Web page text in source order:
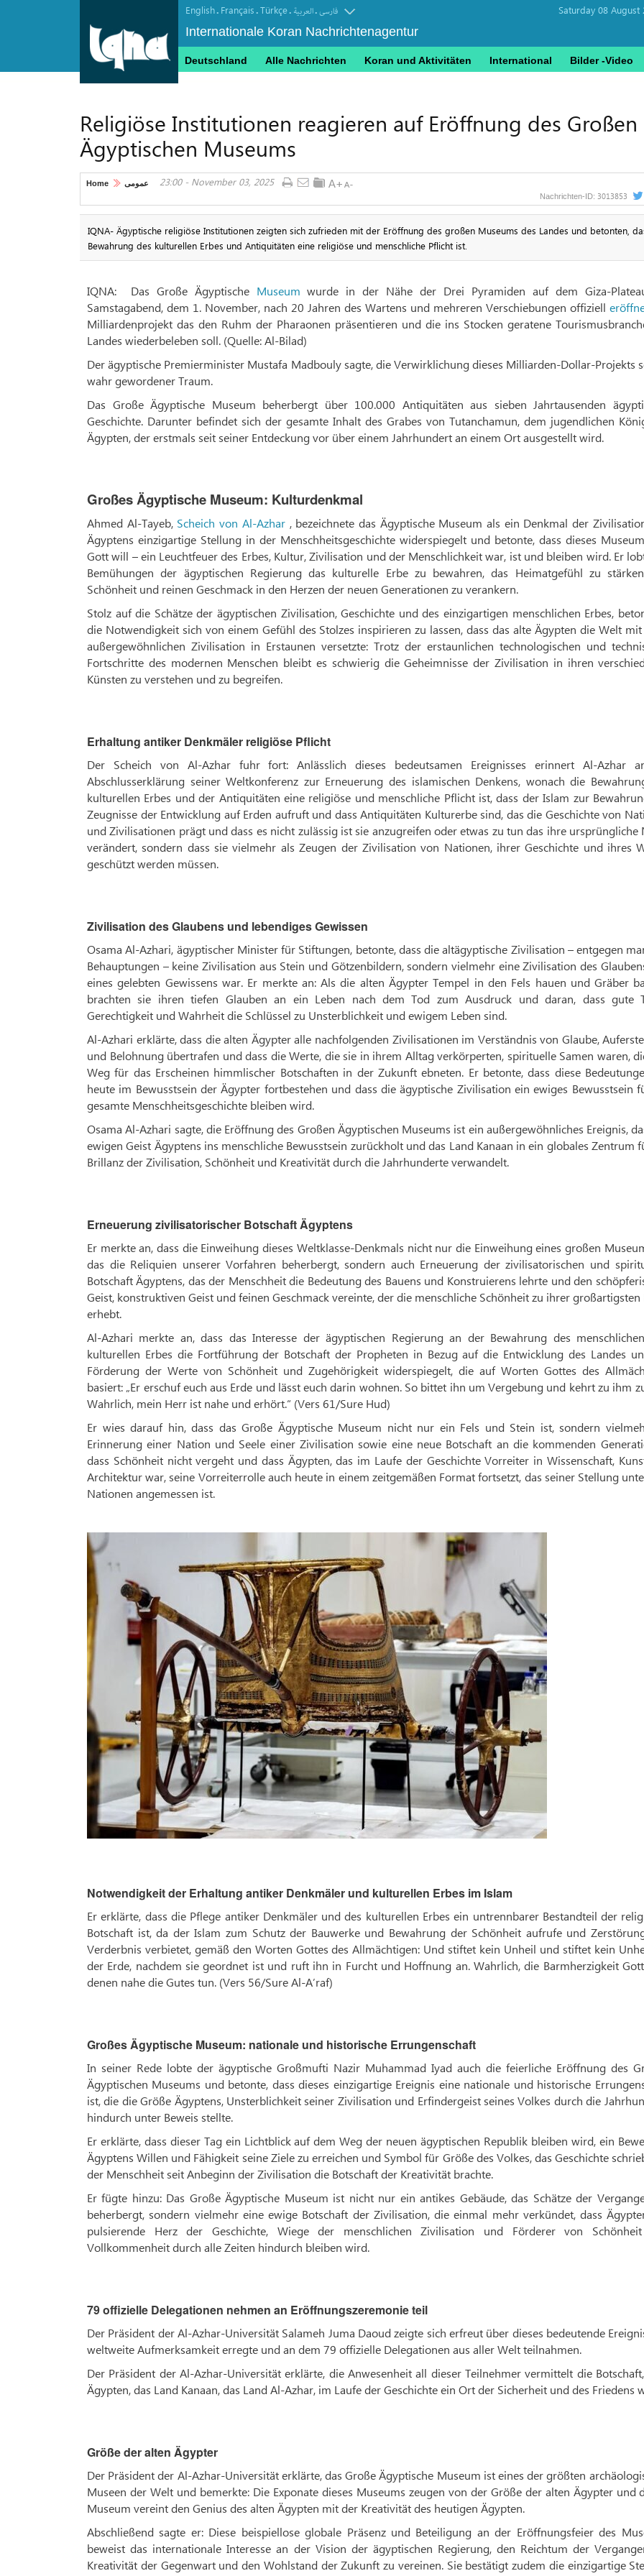
English. Français.Türkçe. العربیة.فارسی
Internationale Koran Nachrichtenagentur
Saturday 08 August
Deutschland Alle Nachrichten Koran und Aktivitäten International Bilder -Video
Religiöse Institutionen reagieren auf Eröffnung des Großen
Ägyptischen Museums
Home عمومی 23:00 - November 03, 2025
Nachrichten-ID: 3013853
IQNA- Ägyptische religiöse Institutionen zeigten sich zufrieden mit der Eröffnung des großen Museums des Landes und betonten,
Bewahrung des kulturellen Erbes und Antiquitäten eine religiöse und menschliche Pflicht ist.
IQNA: Das Große Ägyptische Museum wurde in der Nähe der Drei Pyramiden auf dem Giza-
Samstagabend, dem 1. November, nach 20 Jahren des Wartens und mehreren Verschiebungen offiziell
Milliardenprojekt das den Ruhm der Pharaonen präsentieren und die ins Stocken geratene
Landes wiederbeleben soll. (Quelle: Al-Bilad)
Der ägyptische Premierminister Mustafa Madbouly sagte, die Verwirklichung dieses Milliarden-Dollar-Projekts
wahr gewordener Traum.
Das Große Ägyptische Museum beherbergt über 100.000 Antiquitäten aus sieben Jahrtausenden
Geschichte. Darunter befindet sich der gesamte Inhalt des Grabes von Tutanchamun, dem jugendlichen
Ägypten, der erstmals seit seiner Entdeckung vor über einem Jahrhundert an einem Ort ausgestellt wird.
Großes Ägyptische Museum: Kulturdenkmal
Ahmed Al-Tayeb, Scheich von Al-Azhar, bezeichnete das Ägyptische Museum als ein Denkmal der
Ägyptens einzigartige Stellung in der Menschheitsgeschichte widerspiegelt und betonte, dass dieses
Gott will – ein Leuchtfeuer des Erbes, Kultur, Zivilisation und der Menschlichkeit war, ist und bleiben wird. Er
Bemühungen der ägyptischen Regierung das kulturelle Erbe zu bewahren, das Heimatgefühl zu
Schönheit und reinen Geschmack in den Herzen der neuen Generationen zu verankern.
Stolz auf die Schätze der ägyptischen Zivilisation, Geschichte und des einzigartigen menschlichen Erbes,
die Notwendigkeit sich von einem Gefühl des Stolzes inspirieren zu lassen, dass das alte Ägypten die Welt
außergewöhnlichen Zivilisation in Erstaunen versetzte: Trotz der erstaunlichen technologischen und
Fortschritte des modernen Menschen bleibt es schwierig die Geheimnisse der Zivilisation in ihren
Künsten zu verstehen und zu begreifen.
Erhaltung antiker Denkmäler religiöse Pflicht
Der Scheich von Al-Azhar fuhr fort: Anlässlich dieses bedeutsamen Ereignisses erinnert Al-Azhar
Abschlusserklärung seiner Weltkonferenz zur Erneuerung des islamischen Denkens, wonach die
kulturellen Erbes und der Antiquitäten eine religiöse und menschliche Pflicht ist, dass der Islam zur
Zeugnisse der Entwicklung auf Erden aufruft und dass Antiquitäten Kulturerbe sind, das die Geschichte von
und Zivilisationen prägt und dass es nicht zulässig ist sie anzugreifen oder etwas zu tun das ihre ursprüngliche
verändert, sondern dass sie vielmehr als Zeugen der Zivilisation von Nationen, ihrer Geschichte und ihres
geschützt werden müssen.
Zivilisation des Glaubens und lebendiges Gewissen
Osama Al-Azhari, ägyptischer Minister für Stiftungen, betonte, dass die altägyptische Zivilisation – entgegen
Behauptungen – keine Zivilisation aus Stein und Götzenbildern, sondern vielmehr eine Zivilisation des
eines gelebten Gewissens war. Er merkte an: Als die alten Ägypter Tempel in den Fels hauen und Gräber
brachten sie ihren tiefen Glauben an ein Leben nach dem Tod zum Ausdruck und daran, dass gute
Gerechtigkeit und Wahrheit die Schlüssel zu Unsterblichkeit und ewigem Leben sind.
Al-Azhari erklärte, dass die alten Ägypter alle nachfolgenden Zivilisationen im Verständnis von Glaube,
und Belohnung übertrafen und dass die Werte, die sie in ihrem Alltag verkörperten, spirituelle Samen waren,
Weg für das Erscheinen himmlischer Botschaften in der Zukunft ebneten. Er betonte, dass diese
heute im Bewusstsein der Ägypter fortbestehen und dass die ägyptische Zivilisation ein ewiges Bewusstsein
gesamte Menschheitsgeschichte bleiben wird.
Osama Al-Azhari sagte, die Eröffnung des Großen Ägyptischen Museums ist ein außergewöhnliches Ereignis,
ewigen Geist Ägyptens ins menschliche Bewusstsein zurückholt und das Land Kanaan in ein globales Zentrum
Brillanz der Zivilisation, Schönheit und Kreativität durch die Jahrhunderte verwandelt.
Erneuerung zivilisatorischer Botschaft Ägyptens
Er merkte an, dass die Einweihung dieses Weltklasse-Denkmals nicht nur die Einweihung eines großen
das die Reliquien unserer Vorfahren beherbergt, sondern auch Erneuerung der zivilisatorischen und
Botschaft Ägyptens, das der Menschheit die Bedeutung des Bauens und Konstruierens lehrte und den
Geist, konstruktiven Geist und feinen Geschmack vereinte, der die menschliche Schönheit zu ihrer großartigsten
erhebt.
Al-Azhari merkte an, dass das Interesse der ägyptischen Regierung an der Bewahrung des
kulturellen Erbes die Fortführung der Botschaft der Propheten in Bezug auf die Entwicklung des Landes
Förderung der Werte von Schönheit und Zugehörigkeit widerspiegelt, die auf Worten Gottes des
basiert: „Er erschuf euch aus Erde und lässt euch darin wohnen. So bittet ihn um Vergebung und kehrt zu ihm
Wahrlich, mein Herr ist nahe und erhört.“ (Vers 61/Sure Hud)
Er wies darauf hin, dass das Große Ägyptische Museum nicht nur ein Fels und Stein ist, sondern
Erinnerung einer Nation und Seele einer Zivilisation sowie eine neue Botschaft an die kommenden
dass Schönheit nicht vergeht und dass Ägypten, das im Laufe der Geschichte Vorreiter in Wissenschaft,
Architektur war, seine Vorreiterrolle auch heute in einem zeitgemäßen Format fortsetzt, das seiner Stellung
Nationen angemessen ist.
Notwendigkeit der Erhaltung antiker Denkmäler und kulturellen Erbes im Islam
Er erklärte, dass die Pflege antiker Denkmäler und des kulturellen Erbes ein untrennbarer Bestandteil der
Botschaft ist, da der Islam zum Schutz der Bauwerke und Bewahrung der Schönheit aufrufe und
Verderbnis verbietet, gemäß den Worten Gottes des Allmächtigen: Und stiftet kein Unheil und stiftet kein
der Erde, nachdem sie geordnet ist und ruft ihn in Furcht und Hoffnung an. Wahrlich, die Barmherzigkeit
denen nahe die Gutes tun. (Vers 56/Sure Al-A’raf)
Großes Ägyptische Museum: nationale und historische Errungenschaft
In seiner Rede lobte der ägyptische Großmufti Nazir Muhammad Iyad auch die feierliche Eröffnung des
Ägyptischen Museums und betonte, dass dieses einzigartige Ereignis eine nationale und historische
ist, die die Größe Ägyptens, Unsterblichkeit seiner Zivilisation und Erfindergeist seines Volkes durch die
hindurch unter Beweis stellte.
Er erklärte, dass dieser Tag ein Lichtblick auf dem Weg der neuen ägyptischen Republik bleiben wird, ein
Ägyptens Willen und Fähigkeit seine Ziele zu erreichen und Symbol für Größe des Volkes, das Geschichte
der Menschheit seit Anbeginn der Zivilisation die Botschaft der Kreativität brachte.
Er fügte hinzu: Das Große Ägyptische Museum ist nicht nur ein antikes Gebäude, das Schätze der
beherbergt, sondern vielmehr eine ewige Botschaft der Zivilisation, die einmal mehr verkündet, dass
pulsierende Herz der Geschichte, Wiege der menschlichen Zivilisation und Förderer von
Vollkommenheit durch alle Zeiten hindurch bleiben wird.
79 offizielle Delegationen nehmen an Eröffnungszeremonie teil
Der Präsident der Al-Azhar-Universität Salameh Juma Daoud zeigte sich erfreut über dieses bedeutende
weltweite Aufmerksamkeit erregte und an dem 79 offizielle Delegationen aus aller Welt teilnahmen.
Der Präsident der Al-Azhar-Universität erklärte, die Anwesenheit all dieser Teilnehmer vermittelt die
Ägypten, das Land Kanaan, das Land Al-Azhar, im Laufe der Geschichte ein Ort der Sicherheit und des Friedens
Größe der alten Ägypter
Der Präsident der Al-Azhar-Universität erklärte, das Große Ägyptische Museum ist eines der größten
Museen der Welt und bemerkte: Die Exponate dieses Museums zeugen von der Größe der alten Ägypter und
Museum vereint den Genius des alten Ägypten mit der Kreativität des heutigen Ägypten.
Abschließend sagte er: Diese beispiellose globale Präsenz und Beteiligung an der Eröffnungsfeier des
beweist das internationale Interesse an der Vision der ägyptischen Regierung, den Reichtum der
Kreativität der Gegenwart und den Wohlstand der Zukunft zu vereinen. Sie bestätigt zudem die einzigartige